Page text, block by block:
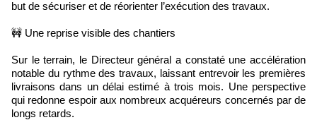
but de sécuriser et de réorienter l’exécution des travaux.
🚧 Une reprise visible des chantiers
Sur le terrain, le Directeur général a constaté une accélération
notable du rythme des travaux, laissant entrevoir les premières
livraisons dans un délai estimé à trois mois. Une perspective
qui redonne espoir aux nombreux acquéreurs concernés par de
longs retards.